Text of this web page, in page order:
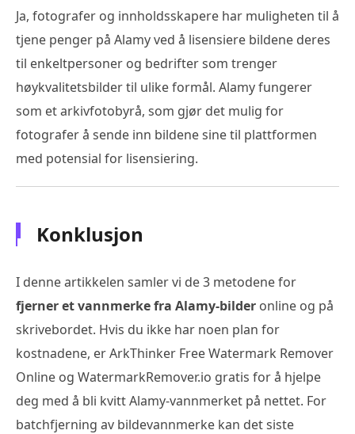
Ja, fotografer og innholdsskapere har muligheten til å
tjene penger på Alamy ved å lisensiere bildene deres
til enkeltpersoner og bedrifter som trenger
høykvalitetsbilder til ulike formål. Alamy fungerer
som et arkivfotobyrå, som gjør det mulig for
fotografer å sende inn bildene sine til plattformen
med potensial for lisensiering.
Konklusjon
I denne artikkelen samler vi de 3 metodene for
fjerner et vannmerke fra Alamy-bilder online og på
skrivebordet. Hvis du ikke har noen plan for
kostnadene, er ArkThinker Free Watermark Remover
Online og WatermarkRemover.io gratis for å hjelpe
deg med å bli kvitt Alamy-vannmerket på nettet. For
batchfjerning av bildevannmerke kan det siste